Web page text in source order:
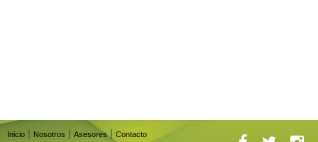
Inicio | Nosotros | Asesores| Contacto